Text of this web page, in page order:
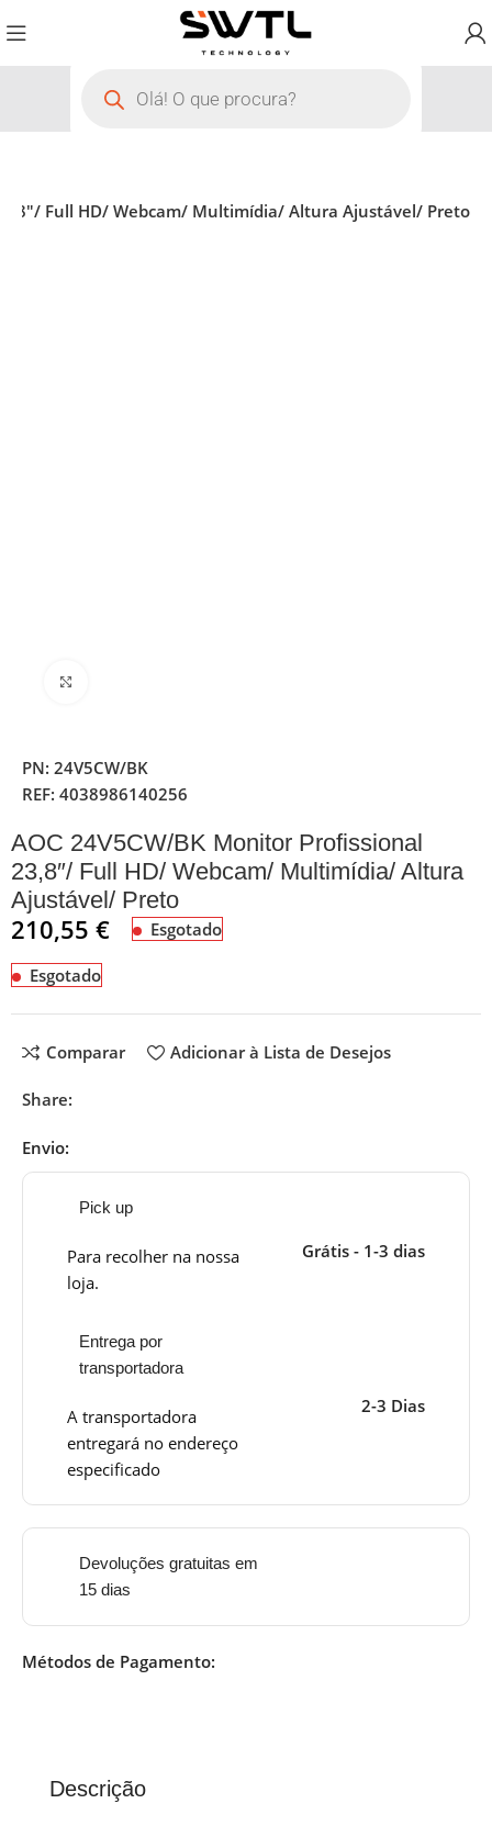
Full HD/ Webcam/ Multimídia/ Altura Ajustável/ Preto
PN:24V5CW/BK
REF:4038986140256
AOC 24V5CW/BK Monitor Profissional
23,8″/ Full HD/ Webcam/ Multimídia/ Altura
Ajustável/ Preto
210,55€ Esgotado
Esgotado
Comparar Adicionar à Lista de Desejos
Share:
Envio:
Pick up
Para recolher na nossa
loja.
Grátis - 1-3 dias
Entrega por
transportadora
A transportadora
entregará no endereço
especificado
2-3 Dias
Devoluções gratuitas em
15 dias
Métodos de Pagamento:
Descrição